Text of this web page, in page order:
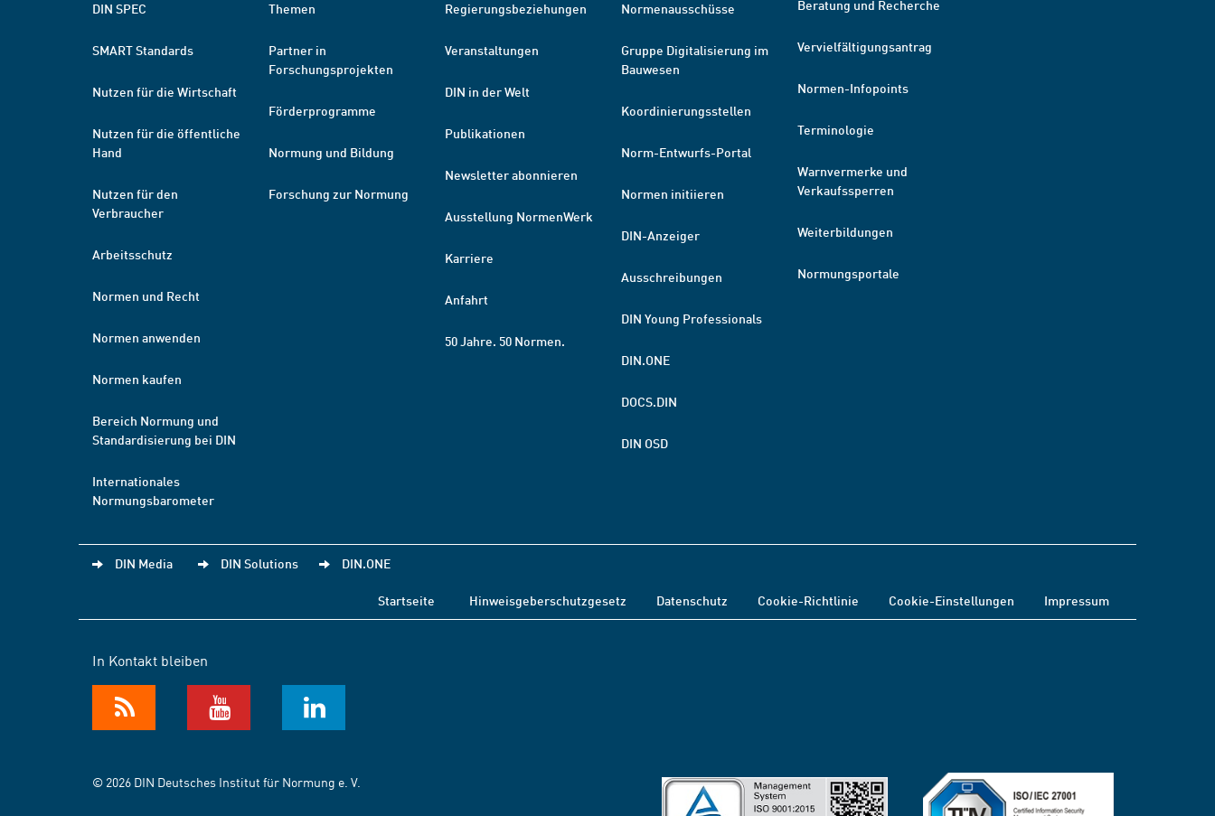
DIN SPEC
SMART Standards
Nutzen für die Wirtschaft
Nutzen für die öffentliche
Hand
Nutzen für den
Verbraucher
Arbeitsschutz
Normen und Recht
Normen anwenden
Normen kaufen
Bereich Normung und
Standardisierung bei DIN
Internationales
Normungsbarometer
Themen
Partner in
Forschungsprojekten
Förderprogramme
Normung und Bildung
Forschung zur Normung
Regierungsbeziehungen
Veranstaltungen
DIN in der Welt
Publikationen
Newsletter abonnieren
Ausstellung NormenWerk
Karriere
Anfahrt
50 Jahre. 50 Normen.
Normenausschüsse
Gruppe Digitalisierung im
Bauwesen
Koordinierungsstellen
Norm-Entwurfs-Portal
Normen initiieren
DIN-Anzeiger
Ausschreibungen
DIN Young Professionals
DIN.ONE
DOCS.DIN
DIN OSD
Beratung und Recherche
Vervielfältigungsantrag
Normen-Infopoints
Terminologie
Warnvermerke und
Verkaufssperren
Weiterbildungen
Normungsportale
DIN Media DIN Solutions DIN.ONE
Startseite Hinweisgeberschutzgesetz Datenschutz Cookie-Richtlinie Cookie-Einstellungen Impressum
In Kontakt bleiben
© 2026 DIN Deutsches Institut für Normung e. V.